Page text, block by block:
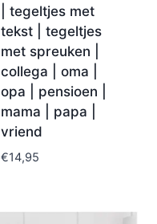
| tegeltjes met
tekst | tegeltjes
met spreuken |
collega | oma |
opa | pensioen |
mama | papa |
vriend
€14,95